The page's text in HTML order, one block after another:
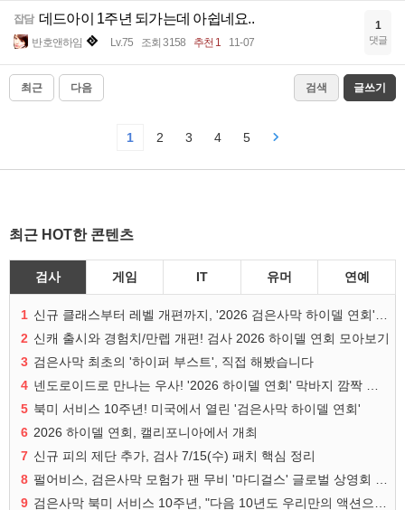
잡담 데드아이 1주년 되가는데 아쉽네요..
반호앤하임 Lv.75 조회 3158 추천 1 11-07
1
댓글
최근 다음 검색 글쓰기
1 2 3 4 5
최근 HOT한 콘텐츠
검사 게임 IT 유머 연예
1
2 신캐 출시와 경험치/만렙 개편! 검사 2026 하이델 연회 모아보기
3 검은사막 최초의 '하이퍼 부스트', 직접 해봤습니다
4
5 북미 서비스 10주년! 미국에서 열린 '검은사막 하이델 연회'
6 2026 하이델 연회, 캘리포니아에서 개최
7 신규 피의 제단 추가, 검사 7/15(수) 패치 핵심 정리
8
9